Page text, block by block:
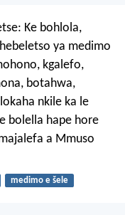
Ke bohlola,
ya medimo
kgalefo,
botahwa,
nkile ka le
bolella hape hore
a Mmuso
medimo e šele